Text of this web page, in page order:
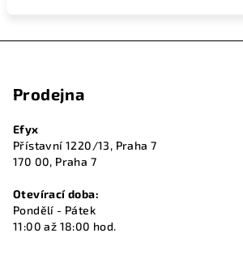
Prodejna
Efyx
Přístavní 1220/13, Praha 7
170 00, Praha 7
Otevírací doba:
Pondělí - Pátek
11:00 až 18:00 hod.